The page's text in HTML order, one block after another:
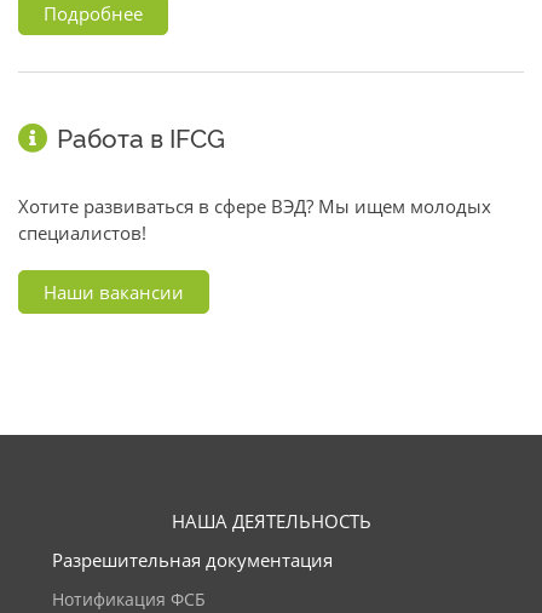
Подробнее
Работа в IFCG
Хотите развиваться в сфере ВЭД? Мы ищем молодых
специалистов!
Наши вакансии
НАША ДЕЯТЕЛЬНОСТЬ
Разрешительная документация
Нотификация ФСБ